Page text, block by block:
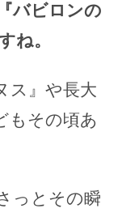
バビロンの
ね。
ス』や長大
もその頃あ
っとその瞬